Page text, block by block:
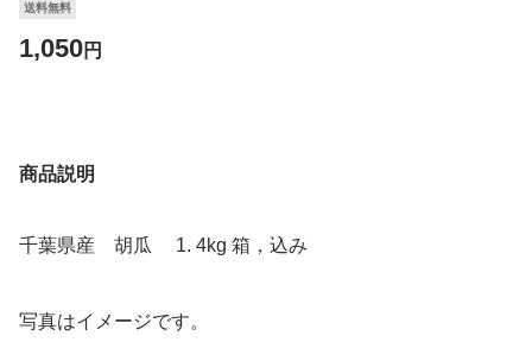
送料無料
1,050円
商品説明
千葉県産 胡瓜 1. 4kg 箱，込み
写真はイメージです。